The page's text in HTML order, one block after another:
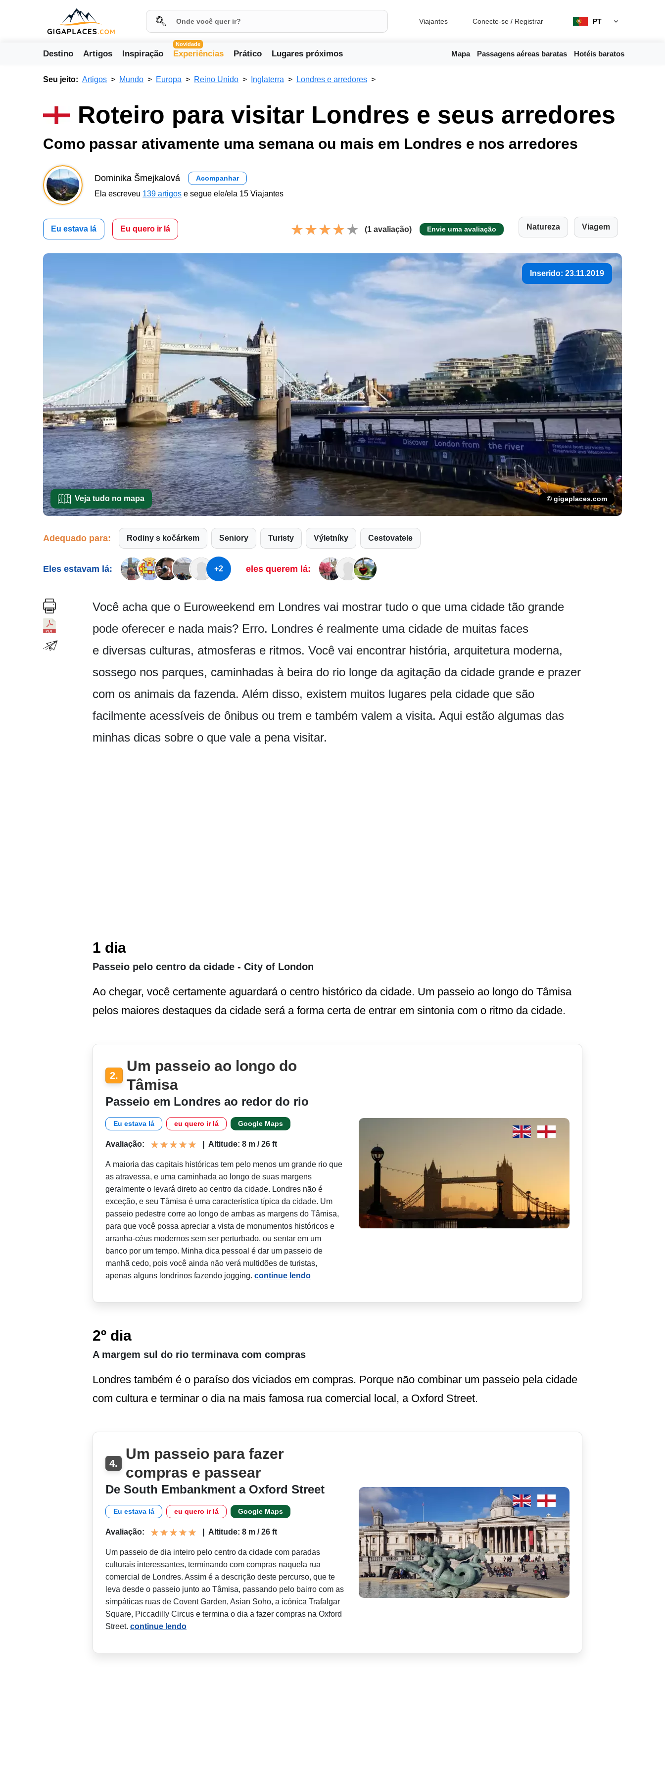
Viajantes Conecte-se / Registrar PT
Destino Artigos Inspiração
Novidade
Experiências Prático Lugares próximos Mapa Passagens aéreas baratas Hotéis baratos
Seu jeito: Artigos Mundo Europa Reino Unido Inglaterra Londres e arredores
Roteiro para visitar Londres e seus arredores
Como passar ativamente uma semana ou mais em Londres e nos arredores
Dominika Šmejkalová Acompanhar
Ela escreveu 139 artigos e segue ele/ela 15 Viajantes
Eu estava lá Eu quero ir lá (1 avaliação) Envie uma avaliação Natureza Viagem
Inserido: 23.11.2019
Veja tudo no mapa © gigaplaces.com
Adequado para: Rodiny s kočárkem Seniory Turisty Výletníky Cestovatele
Eles estavam lá: +2 eles querem lá:
Você acha que o Euroweekend em Londres vai mostrar tudo o que uma cidade tão grande
pode oferecer e nada mais? Erro. Londres é realmente uma cidade de muitas faces
e diversas culturas, atmosferas e ritmos. Você vai encontrar história, arquitetura moderna,
sossego nos parques, caminhadas à beira do rio longe da agitação da cidade grande e prazer
com os animais da fazenda. Além disso, existem muitos lugares pela cidade que são
facilmente acessíveis de ônibus ou trem e também valem a visita. Aqui estão algumas das
minhas dicas sobre o que vale a pena visitar.
1 dia
Passeio pelo centro da cidade - City of London
Ao chegar, você certamente aguardará o centro histórico da cidade. Um passeio ao longo do Tâmisa
pelos maiores destaques da cidade será a forma certa de entrar em sintonia com o ritmo da cidade.
2.
Um passeio ao longo do
Tâmisa
Passeio em Londres ao redor do rio
Eu estava lá eu quero ir lá Google Maps
Avaliação: Altitude: 8 m / 26 ft
A maioria das capitais históricas tem pelo menos um grande rio que
as atravessa, e uma caminhada ao longo de suas margens
geralmente o levará direto ao centro da cidade. Londres não é
exceção, e seu Tâmisa é uma característica típica da cidade. Um
passeio pedestre corre ao longo de ambas as margens do Tâmisa,
para que você possa apreciar a vista de monumentos históricos e
arranha-céus modernos sem ser perturbado, ou sentar em um
banco por um tempo. Minha dica pessoal é dar um passeio de
manhã cedo, pois você ainda não verá multidões de turistas,
apenas alguns londrinos fazendo jogging. continue lendo
2º dia
A margem sul do rio terminava com compras
Londres também é o paraíso dos viciados em compras. Porque não combinar um passeio pela cidade
com cultura e terminar o dia na mais famosa rua comercial local, a Oxford Street.
4.
Um passeio para fazer
compras e passear
De South Embankment a Oxford Street
Eu estava lá eu quero ir lá Google Maps
Avaliação: Altitude: 8 m / 26 ft
Um passeio de dia inteiro pelo centro da cidade com paradas
culturais interessantes, terminando com compras naquela rua
comercial de Londres. Assim é a descrição deste percurso, que te
leva desde o passeio junto ao Tâmisa, passando pelo bairro com as
simpáticas ruas de Covent Garden, Asian Soho, a icónica Trafalgar
Square, Piccadilly Circus e termina o dia a fazer compras na Oxford
Street. continue lendo